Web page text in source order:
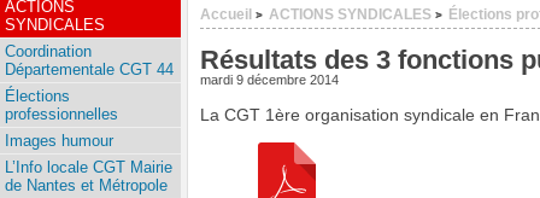
Accueil > ACTIONS SYNDICALES > Élections
Résultats des 3 fonctions
mardi 9 décembre 2014
La CGT 1ère organisation syndicale en
ACTIONS
SYNDICALES
Coordination
Départementale CGT 44
Élections
professionnelles
Images humour
L’Info locale CGT Mairie
de Nantes et Métropole